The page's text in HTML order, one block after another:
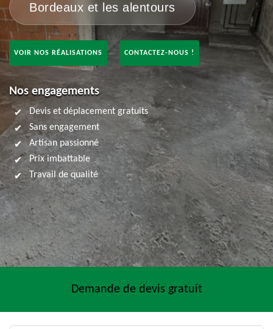
Bordeaux et les alentours
VOIR NOS RÉALISATIONS CONTACTEZ-NOUS !
Nos engagements
Devis et déplacement gratuits
Sans engagement
Artisan passionné
Prix imbattable
Travail de qualité
Demande de devis gratuit